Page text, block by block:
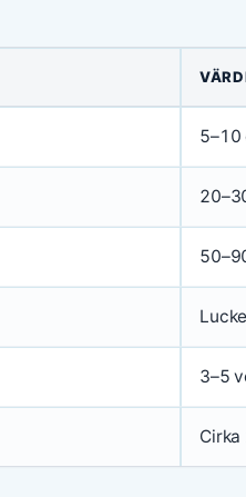
5–10
3–5
Cirka